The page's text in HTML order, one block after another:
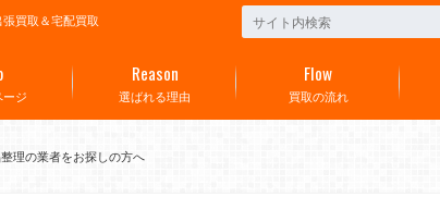
買取＆宅配買取
ージ 選ばれる理由
Reason
買取の流れ
Flow
理の業者をお探しの方へ